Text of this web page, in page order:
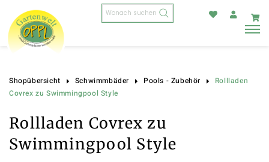
Products
search
Shopübersicht Schwimmbäder Pools - Zubehör
Rollladen
Covrex zu Swimmingpool Style
Rollladen Covrex zu
Swimmingpool Style